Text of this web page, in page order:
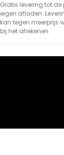
Gratis levering tot
eigen afladen.
kan tegen meerprijs
bij het afrekenen.